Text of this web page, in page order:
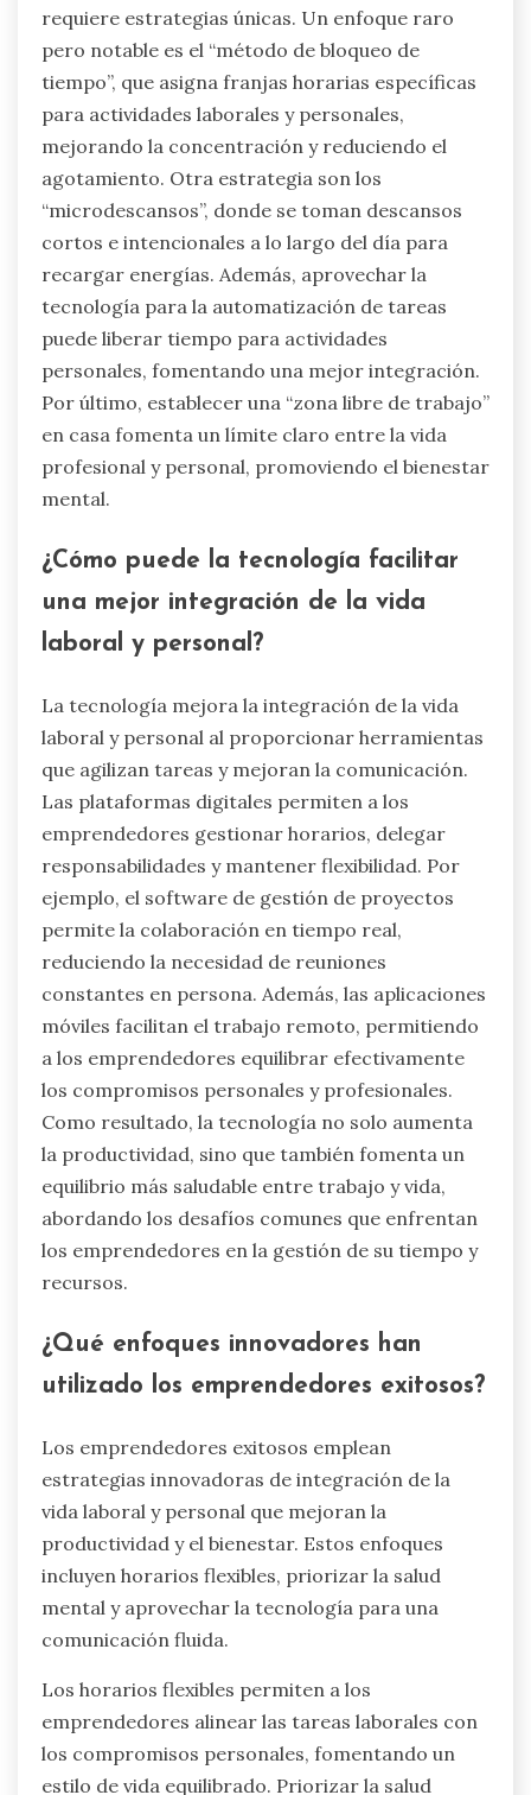
requiere estrategias únicas. Un enfoque raro
pero notable es el “método de bloqueo de
tiempo”, que asigna franjas horarias específicas
para actividades laborales y personales,
mejorando la concentración y reduciendo el
agotamiento. Otra estrategia son los
“microdescansos”, donde se toman descansos
cortos e intencionales a lo largo del día para
recargar energías. Además, aprovechar la
tecnología para la automatización de tareas
puede liberar tiempo para actividades
personales, fomentando una mejor integración.
Por último, establecer una “zona libre de trabajo”
en casa fomenta un límite claro entre la vida
profesional y personal, promoviendo el bienestar
mental.
¿Cómo puede la tecnología facilitar
una mejor integración de la vida
laboral y personal?
La tecnología mejora la integración de la vida
laboral y personal al proporcionar herramientas
que agilizan tareas y mejoran la comunicación.
Las plataformas digitales permiten a los
emprendedores gestionar horarios, delegar
responsabilidades y mantener flexibilidad. Por
ejemplo, el software de gestión de proyectos
permite la colaboración en tiempo real,
reduciendo la necesidad de reuniones
constantes en persona. Además, las aplicaciones
móviles facilitan el trabajo remoto, permitiendo
a los emprendedores equilibrar efectivamente
los compromisos personales y profesionales.
Como resultado, la tecnología no solo aumenta
la productividad, sino que también fomenta un
equilibrio más saludable entre trabajo y vida,
abordando los desafíos comunes que enfrentan
los emprendedores en la gestión de su tiempo y
recursos.
¿Qué enfoques innovadores han
utilizado los emprendedores exitosos?
Los emprendedores exitosos emplean
estrategias innovadoras de integración de la
vida laboral y personal que mejoran la
productividad y el bienestar. Estos enfoques
incluyen horarios flexibles, priorizar la salud
mental y aprovechar la tecnología para una
comunicación fluida.
Los horarios flexibles permiten a los
emprendedores alinear las tareas laborales con
los compromisos personales, fomentando un
estilo de vida equilibrado. Priorizar la salud